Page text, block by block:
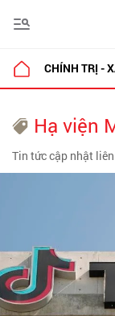
CHÍNH TRỊ -
Hạ viện
Tin tức cập nhật